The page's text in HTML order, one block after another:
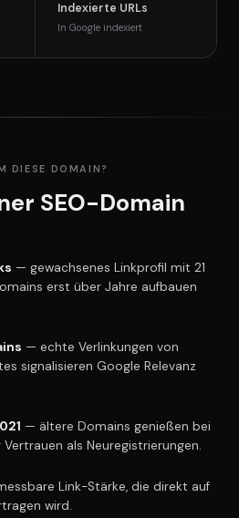
Indexierte URLs
In Google indexiert
DIESE DOMAIN?
SEO-Domain
— gewachsenes Linkprofil mit 21
erst über Jahre aufbauen
— echte Verlinkungen von
signalisieren Google Relevanz
— ältere Domains genießen bei
als Neuregistrierungen.
Link-Stärke, die direkt auf
wird.